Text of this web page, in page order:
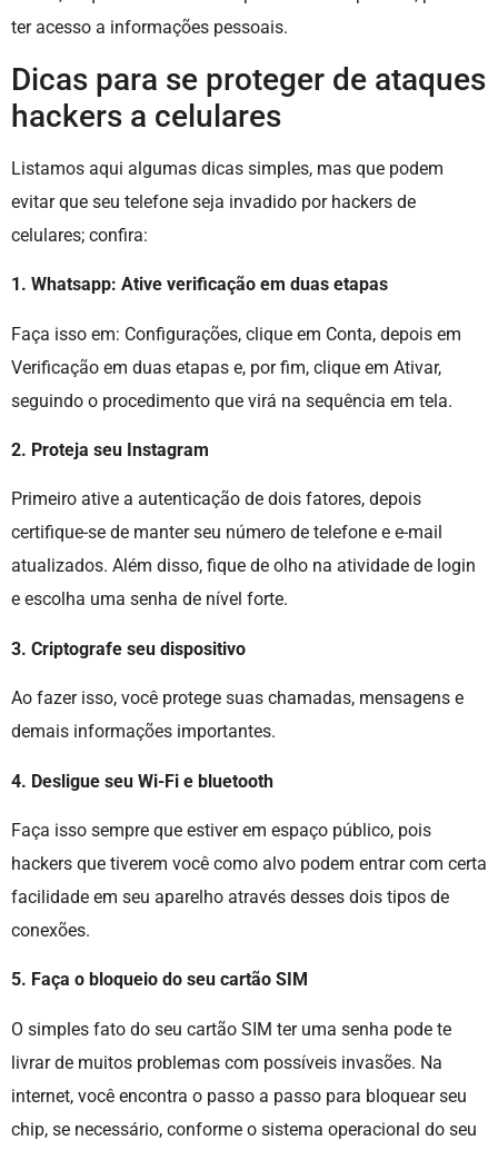
ter acesso a informações pessoais.
Dicas para se proteger de ataques
hackers a celulares
Listamos aqui algumas dicas simples, mas que podem
evitar que seu telefone seja invadido por hackers de
celulares; confira:
1. Whatsapp: Ative verificação em duas etapas
Faça isso em: Configurações, clique em Conta, depois em
Verificação em duas etapas e, por fim, clique em Ativar,
seguindo o procedimento que virá na sequência em tela.
2. Proteja seu Instagram
Primeiro ative a autenticação de dois fatores, depois
certifique-se de manter seu número de telefone e e-mail
atualizados. Além disso, fique de olho na atividade de login
e escolha uma senha de nível forte.
3. Criptografe seu dispositivo
Ao fazer isso, você protege suas chamadas, mensagens e
demais informações importantes.
4. Desligue seu Wi-Fi e bluetooth
Faça isso sempre que estiver em espaço público, pois
hackers que tiverem você como alvo podem entrar com certa
facilidade em seu aparelho através desses dois tipos de
conexões.
5. Faça o bloqueio do seu cartão SIM
O simples fato do seu cartão SIM ter uma senha pode te
livrar de muitos problemas com possíveis invasões. Na
internet, você encontra o passo a passo para bloquear seu
chip, se necessário, conforme o sistema operacional do seu